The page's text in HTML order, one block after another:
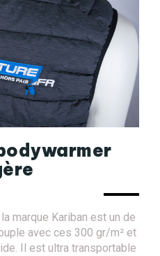
marque Kariban est un de
avec ces 300 gr/m² et
Il est ultra transportable